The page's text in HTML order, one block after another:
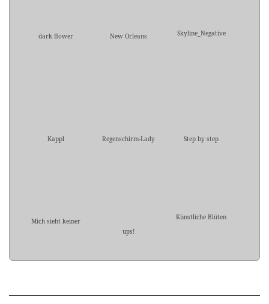
dark flower New Orleans Skyline_Negative
Kappl Regenschirm-Lady Step by step
Mich sieht keiner
ups!
Künstliche Blüten